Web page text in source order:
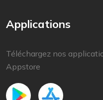
Applications
Téléchargez nos
Appstore